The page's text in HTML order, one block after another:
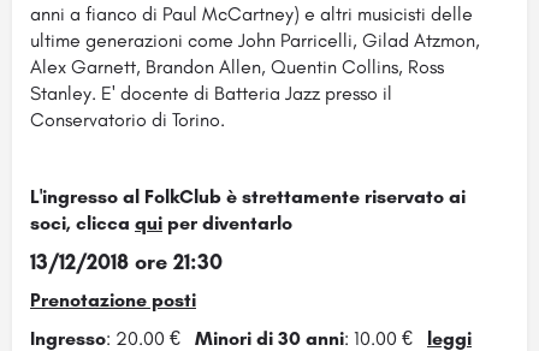
anni a fianco di Paul McCartney) e altri musicisti delle
ultime generazioni come John Parricelli, Gilad Atzmon,
Alex Garnett, Brandon Allen, Quentin Collins, Ross
Stanley. E' docente di Batteria Jazz presso il
Conservatorio di Torino.
L'ingresso al FolkClub è strettamente riservato ai
soci, clicca qui per diventarlo
13/12/2018 ore 21:30
Prenotazione posti
Ingresso: 20.00 € Minori di 30 anni: 10.00 € leggi